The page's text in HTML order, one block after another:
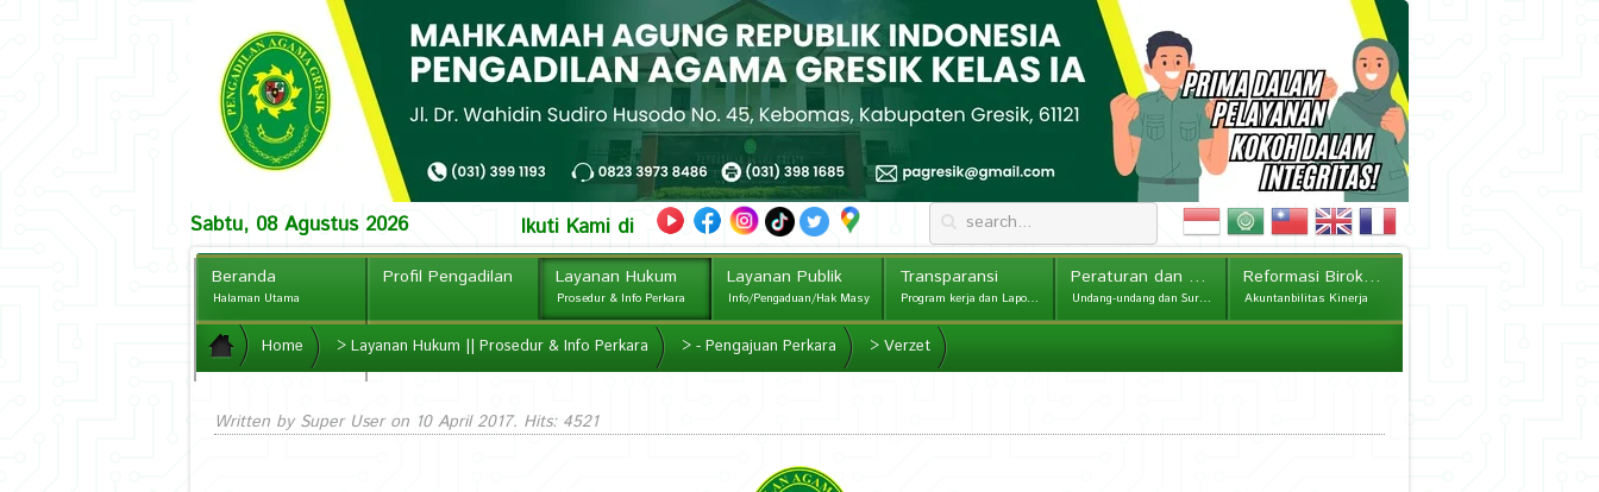
Sabtu, 08 Agustus 2026 Ikuti Kami di
Beranda
Halaman Utama
Profil Pengadilan Layanan Hukum
Prosedur & Info Perkara
Layanan Publik
Info/Pengaduan/Hak Masy
Transparansi
Program kerja dan Laporan
Peraturan dan Kebijakan
Undang-undang dan Surat Edaran
Reformasi Birokrasi
Akuntanbilitas Kinerja
PPID CCTV Online
Home > Layanan Hukum || Prosedur & Info Perkara > - Pengajuan Perkara > Verzet
Written by Super User on 10 April 2017. Hits: 4521